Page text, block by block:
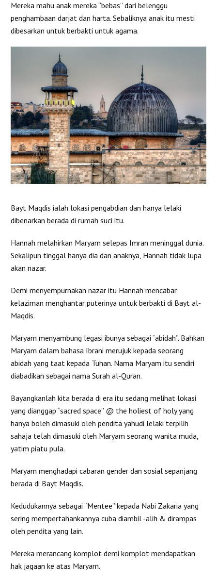
Mereka mahu anak mereka “bebas” dari belenggu
penghambaan darjat dan harta. Sebaliknya anak itu mesti
dibesarkan untuk berbakti untuk agama.
Bayt Maqdis ialah lokasi pengabdian dan hanya lelaki
dibenarkan berada di rumah suci itu.
Hannah melahirkan Maryam selepas Imran meninggal dunia.
Sekalipun tinggal hanya dia dan anaknya, Hannah tidak lupa
akan nazar.
Demi menyempurnakan nazar itu Hannah mencabar
kelaziman menghantar puterinya untuk berbakti di Bayt al-
Maqdis.
Maryam menyambung legasi ibunya sebagai “abidah”. Bahkan
Maryam dalam bahasa Ibrani merujuk kepada seorang
abidah yang taat kepada Tuhan. Nama Maryam itu sendiri
diabadikan sebagai nama Surah al-Quran.
Bayangkanlah kita berada di era itu sedang melihat lokasi
yang dianggap “sacred space” @ the holiest of holy yang
hanya boleh dimasuki oleh pendita yahudi lelaki terpilih
sahaja telah dimasuki oleh Maryam seorang wanita muda,
yatim piatu pula.
Maryam menghadapi cabaran gender dan sosial sepanjang
berada di Bayt Maqdis.
Kedudukannya sebagai “Mentee” kepada Nabi Zakaria yang
sering mempertahankannya cuba diambil -alih & dirampas
oleh pendita yang lain.
Mereka merancang komplot demi komplot mendapatkan
hak jagaan ke atas Maryam.